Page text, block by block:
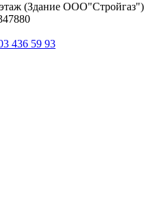
(Здание ООО"Стройгаз")
436 59 93